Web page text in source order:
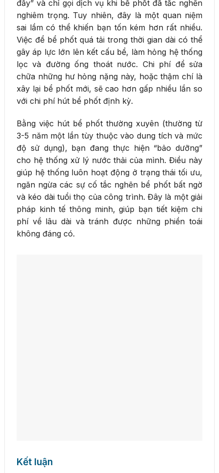
đấy” và chỉ gọi dịch vụ khi bể phốt đã tắc nghẽn
nghiêm trọng. Tuy nhiên, đây là một quan niệm
sai lầm có thể khiến bạn tốn kém hơn rất nhiều.
Việc để bể phốt quá tải trong thời gian dài có thể
gây áp lực lớn lên kết cấu bể, làm hỏng hệ thống
lọc và đường ống thoát nước. Chi phí để sửa
chữa những hư hỏng nặng này, hoặc thậm chí là
xây lại bể phốt mới, sẽ cao hơn gấp nhiều lần so
với chi phí hút bể phốt định kỳ.
Bằng việc hút bể phốt thường xuyên (thường từ
3-5 năm một lần tùy thuộc vào dung tích và mức
độ sử dụng), bạn đang thực hiện “bảo dưỡng”
cho hệ thống xử lý nước thải của mình. Điều này
giúp hệ thống luôn hoạt động ở trạng thái tối ưu,
ngăn ngừa các sự cố tắc nghẽn bể phốt bất ngờ
và kéo dài tuổi thọ của công trình. Đây là một giải
pháp kinh tế thông minh, giúp bạn tiết kiệm chi
phí về lâu dài và tránh được những phiền toái
không đáng có.
Kết luận